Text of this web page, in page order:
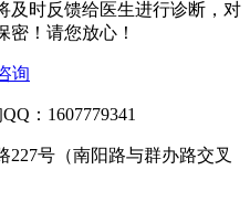
及时反馈给医生进行诊断，对
密！请您放心！
询
：1607779341
227号（南阳路与群办路交叉